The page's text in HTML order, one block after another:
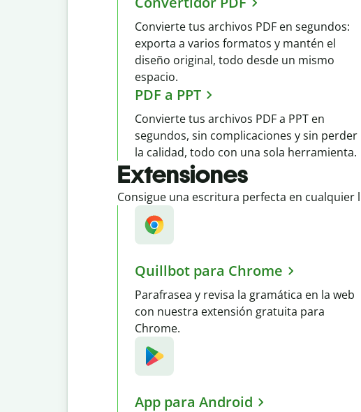
Convierte tus archivos PDF en segundos:
exporta a varios formatos y mantén el
diseño original, todo desde un mismo
espacio.
PDF a PPT
Convierte tus archivos PDF a PPT en
segundos, sin complicaciones y sin perder
la calidad, todo con una sola herramienta.
Extensiones
Consigue una escritura perfecta en
Quillbot para Chrome
Parafrasea y revisa la gramática en la web
con nuestra extensión gratuita para
Chrome.
App para Android